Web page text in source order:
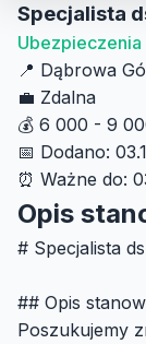
Specjalista
Ubezpieczenia
📍 Dąbrowa
💼 Zdalna
💰 6 000 - 9
📅 Dodano:
⏰ Ważne do:
Opis
# Specjalista
## Opis
Poszukujemy